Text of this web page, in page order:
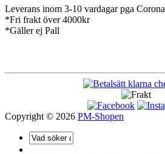
Leverans inom 3-10 vardagar pga Corona
*Fri frakt över 4000kr
*Gäller ej Pall
Copyright © 2026 PM-Shopen